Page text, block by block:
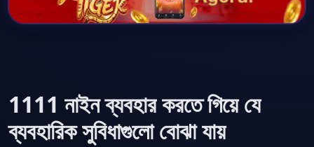
1111 নাইন ব্যবহার করতে গিয়ে যে
ব্যবহারিক সুবিধাগুলো বোঝা যায়